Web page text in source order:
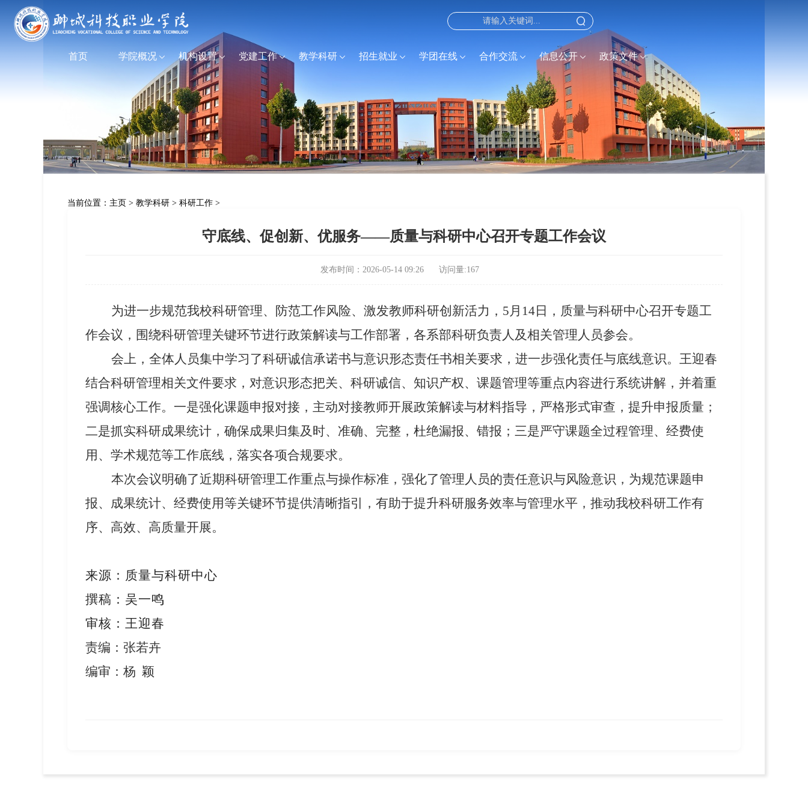
首页 学院概况 机构设置 党建工作 教学科研 招生就业 学团在线 合作交流 信息公开 政策文件
当前位置： 主页 > 教学科研 > 科研工作 >
守底线、促创新、优服务——质量与科研中心召开专题工作会议
发布时间：2026-05-14 09:26 访问量:167
为进一步规范我校科研管理、防范工作风险、激发教师科研创新活力， 5月14日，质量与科研中心召开专题工
作会议，围绕科研管理关键环节进行政策解读与工作部署，各系部科研负责人及相关管理人员参会。
会上，全体人员集中学习了科研诚信承诺书与意识形态责任书相关要求，进一步强化责任与底线意识。王迎春
结合科研管理相关文件要求，对意识形态把关、科研诚信、知识产权、课题管理等重点内容进行系统讲解，并着重
强调核心工作。 一是强化课题申报对接 ，主动对接教师开展政策解读与材料指导，严格形式审查，提升申报质量；
二是抓实科研成果统计 ，确保成果归集及时、准确、完整，杜绝漏报、错报；三是严守课题全过程管理、经费使
用、学术规范等工作底线，落实各项合规要求。
本次会议明确了近期科研管理工作重点与操作标准，强化了管理人员的责任意识与风险意识，为规范课题申
报、成果统计、经费使用等关键环节提供清晰指引，有助于提升科研服务效率与管理水平，推动我校科研工作有
序、高效、高质量开展。
来源 ： 质量与科研中心
撰稿： 吴一鸣
审核： 王迎春
责编：张若卉
编审：杨 颖